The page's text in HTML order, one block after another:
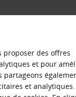
VOITURE
proposer des offres
et pour
et